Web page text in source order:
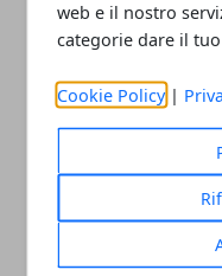
web e il nostro
categorie dare il
Cookie Policy |
Donald Trump
2024: Un